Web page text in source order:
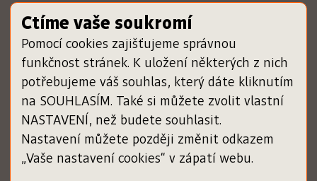
E-mail:sckn@sckn.cz
E-mail:info@dameknihu.cz
MENU
Uplatnit poukázku
Inspiromat
O projektu
Kontakty
ODKAZY
www.svetknihy.cz
www.knihatislusi.cz
www.nejlepsiknihydetem.cz
www.cenajirihoortena.cz
www.ceskeknihy.cz
časopis Knižní novinky
Ctíme vaše soukromí
Pomocí cookies zajišťujeme správnou
funkčnost stránek. K uložení některých z nich
potřebujeme váš souhlas, který dáte kliknutím
na SOUHLASÍM. Také si můžete zvolit vlastní
NASTAVENÍ, než budete souhlasit.
Nastavení můžete později změnit odkazem
„Vaše nastavení cookies“ v zápatí webu.